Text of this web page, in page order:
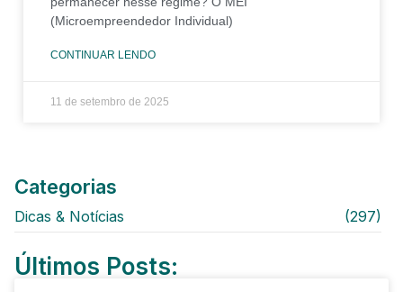
(Microempreendedor Individual)
CONTINUAR LENDO
11 de setembro de 2025
Categorias
Dicas & Notícias (297)
Últimos Posts: